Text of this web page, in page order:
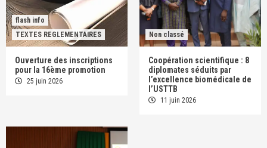
flash info
TEXTES REGLEMENTAIRES
Ouverture des inscriptions
pour la 16ème promotion
25 juin 2026
Non classé
Coopération scientifique : 8
diplomates séduits par
l’excellence biomédicale de
l’USTTB
11 juin 2026